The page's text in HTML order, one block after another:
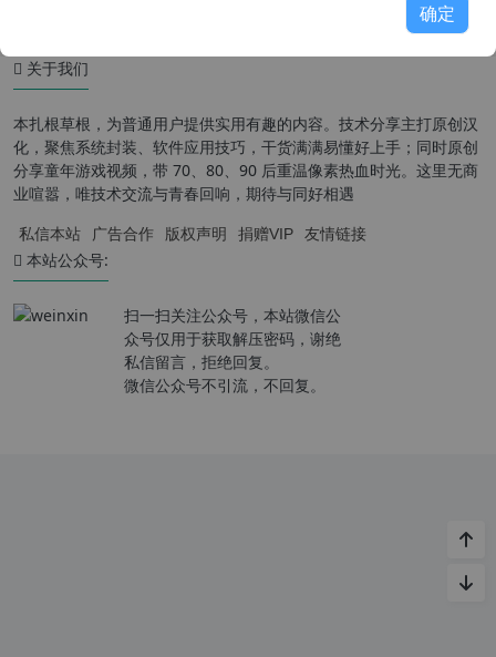
关于我们
本扎根草根，为普通用户提供实用有趣的内容。技术分享主打原创汉
化，聚焦系统封装、软件应用技巧，干货满满易懂好上手；同时原创
分享童年游戏视频，带 70、80、90 后重温像素热血时光。这里无商
业喧嚣，唯技术交流与青春回响，期待与同好相遇
私信本站 广告合作 版权声明 捐赠VIP 友情链接
本站公众号:
扫一扫关注公众号，本站微信公
众号仅用于获取解压密码，谢绝
私信留言，拒绝回复。
微信公众号不引流，不回复。
确定